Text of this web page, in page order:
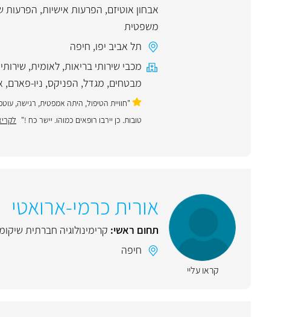
אבחון אוטיזם, הפרעות אישיות, הפרעות
משפטית
תל אביב יפו, חיפה
מכבי שירותי בריאות, לאומית,
מבטחים, מגדל, הפניקס, ניו-פארם,
"חוויית הטיפול, היתה אמפטית, רגישה,
טובות. כן יירבו רופאים כמוהו. יישר כח !"
קראו עליי
אורית כרמי-ארואטי
תחום ראשי: קרימינולוגיה חברתית
חיפה